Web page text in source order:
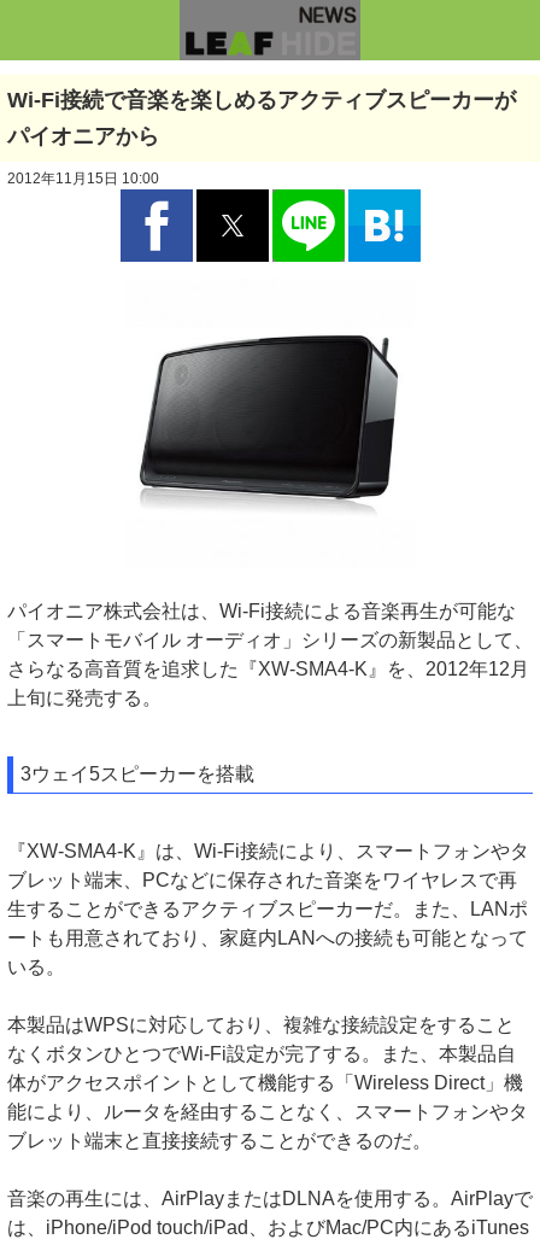
Wi-Fi接続で音楽を楽しめるアクティブスピーカーが
パイオニアから
2012年11月15日 10:00
パイオニア株式会社は、Wi-Fi接続による音楽再生が可能な
「スマートモバイル オーディオ」シリーズの新製品として、
さらなる高音質を追求した『XW-SMA4-K』を、2012年12月
上旬に発売する。
3ウェイ5スピーカーを搭載
『XW-SMA4-K』は、Wi-Fi接続により、スマートフォンやタ
ブレット端末、PCなどに保存された音楽をワイヤレスで再
生することができるアクティブスピーカーだ。また、LANポ
ートも用意されており、家庭内LANへの接続も可能となって
いる。
本製品はWPSに対応しており、複雑な接続設定をすること
なくボタンひとつでWi-Fi設定が完了する。また、本製品自
体がアクセスポイントとして機能する「Wireless Direct」機
能により、ルータを経由することなく、スマートフォンやタ
ブレット端末と直接接続することができるのだ。
音楽の再生には、AirPlayまたはDLNAを使用する。AirPlayで
は、iPhone/iPod touch/iPad、およびMac/PC内にあるiTunes